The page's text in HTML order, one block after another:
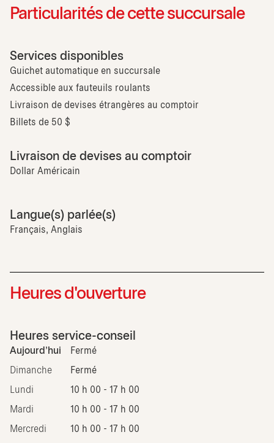
Particularités de cette succursale
Services disponibles
Guichet automatique en succursale
Accessible aux fauteuils roulants
Livraison de devises étrangères au comptoir
Billets de 50 $
Livraison de devises au comptoir
Dollar Américain
Langue(s) parlée(s)
Français, Anglais
Heures d'ouverture
Heures service-conseil
Aujourd'hui Fermé
Dimanche Fermé
Lundi 10 h 00 - 17 h 00
Mardi 10 h 00 - 17 h 00
Mercredi 10 h 00 - 17 h 00